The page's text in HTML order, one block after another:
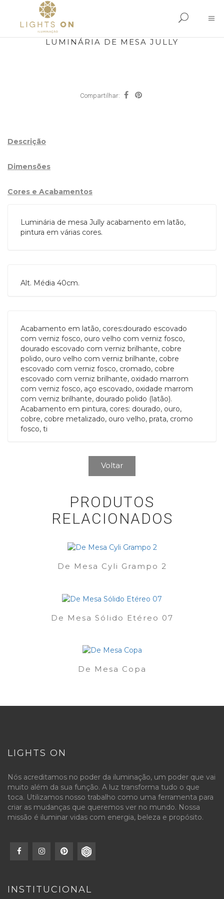
LUMINÁRIA DE MESA JULLY
Compartilhar:
Descrição
Dimensões
Cores e Acabamentos
Luminária de mesa Jully acabamento em latão,
pintura em várias cores.
Alt. Média 40cm.
Acabamento em latão, cores:dourado escovado
com verniz fosco, ouro velho com verniz fosco,
dourado escovado com verniz brilhante, cobre
polido, ouro velho com verniz brilhante, cobre
escovado com verniz fosco, cromado, cobre
escovado com verniz brilhante, oxidado marrom
com verniz fosco, aço escovado, oxidade marrom
com verniz brilhante, dourado polido (latão).
Acabamento em pintura, cores: dourado, ouro,
cobre, cobre metalizado, ouro velho, prata, cromo
fosco, ti
Voltar
PRODUTOS
RELACIONADOS
De Mesa Cyli Grampo 2
De Mesa Sólido Etéreo 07
De Mesa Copa
LIGHTS ON
Nós acreditamos no poder da iluminação, um poder que vai
muito além da sua função. A luz transforma tudo o que
toca. Utilizamos nosso trabalho como uma ferramenta para
criar as mudanças que queremos ver no mundo. Nossa
missão é iluminar vidas com energia, beleza e propósito.
INSTITUCIONAL